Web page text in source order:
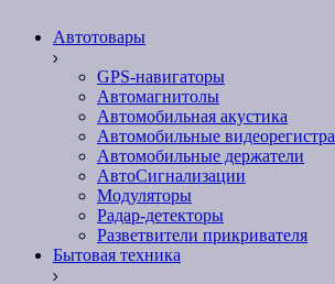
Автотовары
GPS-навигаторы
Автомагнитолы
Автомобильная акустика
Автомобильные
Автомобильные держатели
АвтоСигнализации
Модуляторы
Радар-детекторы
Разветвители прикривателя
Бытовая техника